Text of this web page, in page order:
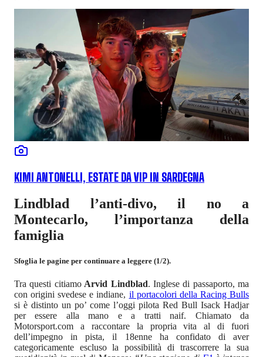
KIMI ANTONELLI, ESTATE DA VIP IN SARDEGNA
Lindblad l’anti-divo, il no a
Montecarlo, l’importanza della
famiglia
Sfoglia le pagine per continuare a leggere (1/2).
Tra questi citiamoArvid Lindblad. Inglese di passaporto, ma
con origini svedese e indiane, il portacolori della Racing Bulls
si è distinto un po’ come l’oggi pilota Red Bull Isack Hadjar
per essere alla mano e a tratti naif. Chiamato da
Motorsport.com a raccontare la propria vita al di fuori
dell’impegno in pista, il 18enne ha confidato di aver
categoricamente escluso la possibilità di trascorrere la sua